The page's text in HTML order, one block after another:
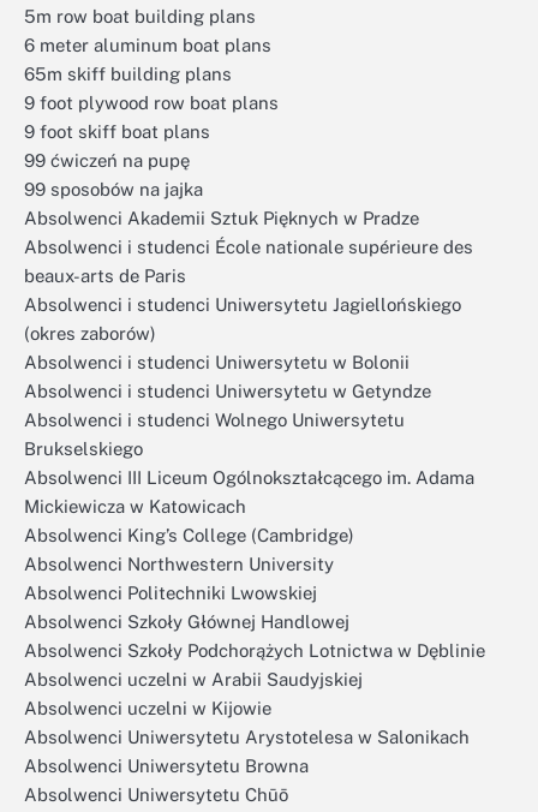
5m row boat building plans
6 meter aluminum boat plans
65m skiff building plans
9 foot plywood row boat plans
9 foot skiff boat plans
99 ćwiczeń na pupę
99 sposobów na jajka
Absolwenci Akademii Sztuk Pięknych w Pradze
Absolwenci i studenci École nationale supérieure des
beaux-arts de Paris
Absolwenci i studenci Uniwersytetu Jagiellońskiego
(okres zaborów)
Absolwenci i studenci Uniwersytetu w Bolonii
Absolwenci i studenci Uniwersytetu w Getyndze
Absolwenci i studenci Wolnego Uniwersytetu
Brukselskiego
Absolwenci III Liceum Ogólnokształcącego im. Adama
Mickiewicza w Katowicach
Absolwenci King’s College (Cambridge)
Absolwenci Northwestern University
Absolwenci Politechniki Lwowskiej
Absolwenci Szkoły Głównej Handlowej
Absolwenci Szkoły Podchorążych Lotnictwa w Dęblinie
Absolwenci uczelni w Arabii Saudyjskiej
Absolwenci uczelni w Kijowie
Absolwenci Uniwersytetu Arystotelesa w Salonikach
Absolwenci Uniwersytetu Browna
Absolwenci Uniwersytetu Chūō